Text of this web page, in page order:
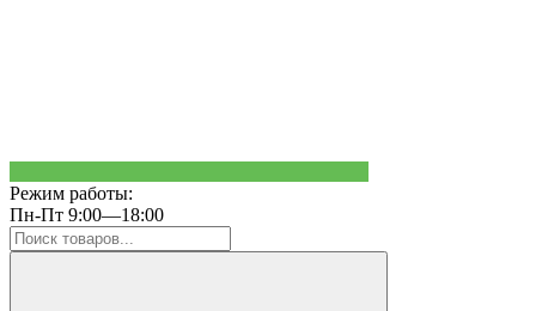
Режим работы:
Пн-Пт 9:00—18:00